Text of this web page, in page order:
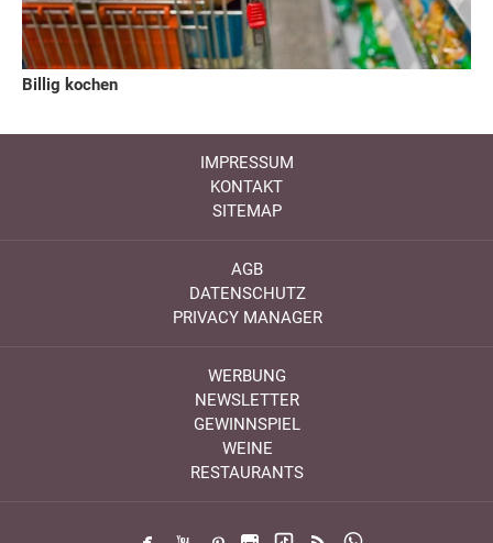
Billig kochen
IMPRESSUM
KONTAKT
SITEMAP
AGB
DATENSCHUTZ
PRIVACY MANAGER
WERBUNG
NEWSLETTER
GEWINNSPIEL
WEINE
RESTAURANTS